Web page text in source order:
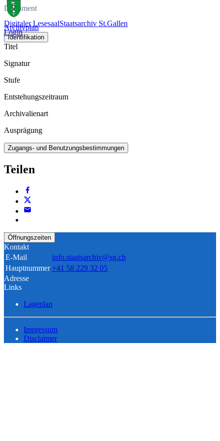
Digitaler LesesaalStaatsarchiv St.Gallen
Login
Dokument
Archivplan
Identifikation
Titel
Signatur
Stufe
Entstehungszeitraum
Archivalienart
Ausprägung
Zugangs- und Benutzungsbestimmungen
Teilen
Öffnungszeiten
Kontakt
E-Mail
info.staatsarchiv@sg.ch
Hauptnummer +41 58 229 32 05
Adresse
Links
Lageplan
Impressum
Disclaimer